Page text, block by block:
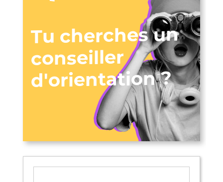
Tu cherches un
conseiller
d'orientation ?